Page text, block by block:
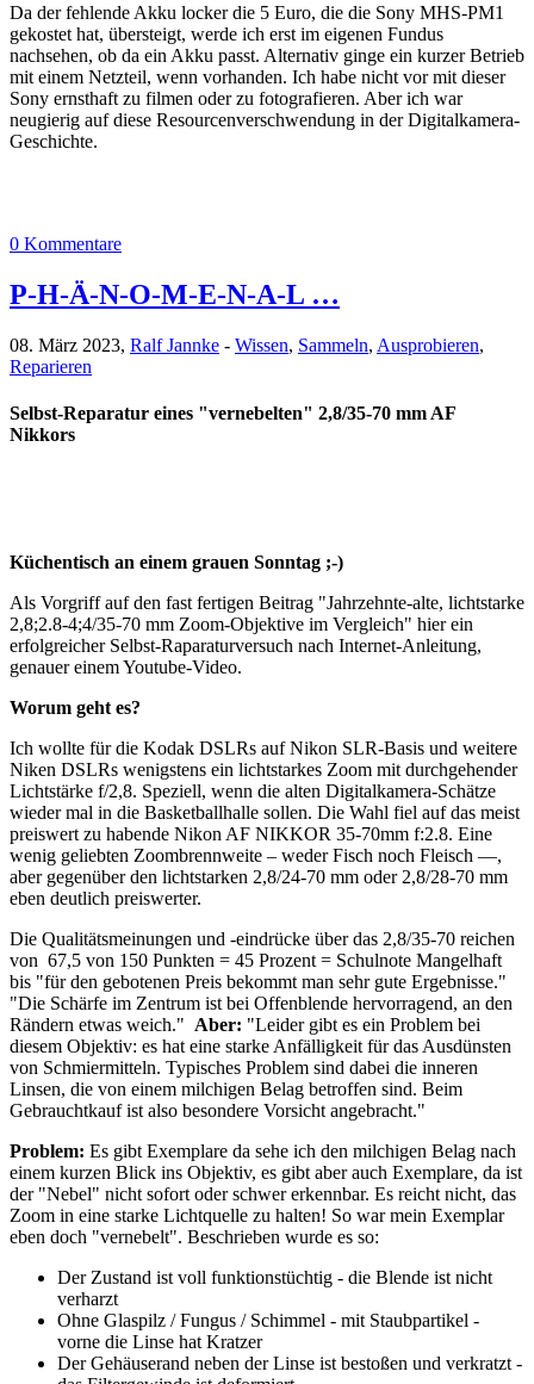
Da der fehlende Akku locker die 5 Euro, die die Sony MHS-PM1
gekostet hat, übersteigt, werde ich erst im eigenen Fundus
nachsehen, ob da ein Akku passt. Alternativ ginge ein kurzer Betrieb
mit einem Netzteil, wenn vorhanden. Ich habe nicht vor mit dieser
Sony ernsthaft zu filmen oder zu fotografieren. Aber ich war
neugierig auf diese Resourcenverschwendung in der Digitalkamera-
Geschichte.
0 Kommentare
P-H-Ä-N-O-M-E-N-A-L …
08. März 2023, Ralf Jannke - Wissen, Sammeln, Ausprobieren,
Reparieren
Selbst-Reparatur eines "vernebelten" 2,8/35-70 mm AF
Nikkors
Küchentisch an einem grauen Sonntag ;-)
Als Vorgriff auf den fast fertigen Beitrag "Jahrzehnte-alte, lichtstarke
2,8;2.8-4;4/35-70 mm Zoom-Objektive im Vergleich" hier ein
erfolgreicher Selbst-Raparaturversuch nach Internet-Anleitung,
genauer einem Youtube-Video.
Worum geht es?
Ich wollte für die Kodak DSLRs auf Nikon SLR-Basis und weitere
Niken DSLRs wenigstens ein lichtstarkes Zoom mit durchgehender
Lichtstärke f/2,8. Speziell, wenn die alten Digitalkamera-Schätze
wieder mal in die Basketballhalle sollen. Die Wahl fiel auf das meist
preiswert zu habende Nikon AF NIKKOR 35-70mm f:2.8. Eine
wenig geliebten Zoombrennweite – weder Fisch noch Fleisch —,
aber gegenüber den lichtstarken 2,8/24-70 mm oder 2,8/28-70 mm
eben deutlich preiswerter.
Die Qualitätsmeinungen und -eindrücke über das 2,8/35-70 reichen
von 67,5 von 150 Punkten = 45 Prozent = Schulnote Mangelhaft
bis "für den gebotenen Preis bekommt man sehr gute Ergebnisse."
"Die Schärfe im Zentrum ist bei Offenblende hervorragend, an den
Rändern etwas weich." Aber: "Leider gibt es ein Problem bei
diesem Objektiv: es hat eine starke Anfälligkeit für das Ausdünsten
von Schmiermitteln. Typisches Problem sind dabei die inneren
Linsen, die von einem milchigen Belag betroffen sind. Beim
Gebrauchtkauf ist also besondere Vorsicht angebracht."
Problem: Es gibt Exemplare da sehe ich den milchigen Belag nach
einem kurzen Blick ins Objektiv, es gibt aber auch Exemplare, da ist
der "Nebel" nicht sofort oder schwer erkennbar. Es reicht nicht, das
Zoom in eine starke Lichtquelle zu halten! So war mein Exemplar
eben doch "vernebelt". Beschrieben wurde es so:
Der Zustand ist voll funktionstüchtig - die Blende ist nicht
verharzt
Ohne Glaspilz / Fungus / Schimmel - mit Staubpartikel -
vorne die Linse hat Kratzer
Der Gehäuserand neben der Linse ist bestoßen und verkratzt -